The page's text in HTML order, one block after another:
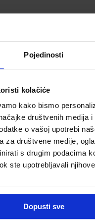
Pojedinosti
kolačiće
kako bismo
društvenih medija i
o vašoj upotrebi
za društvene medije,
s drugim podacima
ste upotrebljavali
Dopusti sve